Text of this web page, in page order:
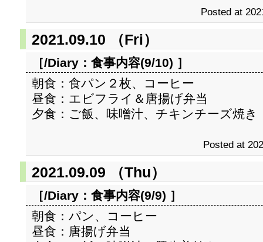
Posted at
2021.09.10 （Fri）
［/Diary： 食事内容(9/10) ］
朝食：食パン２枚、コーヒー
昼食：エビフライ＆唐揚げ弁当
夕食：ご飯、味噌汁、チキンチーズ焼き
Posted at
2021.09.09 （Thu）
［/Diary： 食事内容(9/9) ］
朝食：パン、コーヒー
昼食：唐揚げ弁当